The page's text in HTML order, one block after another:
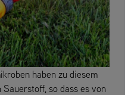
haben zu diesem
so dass es von